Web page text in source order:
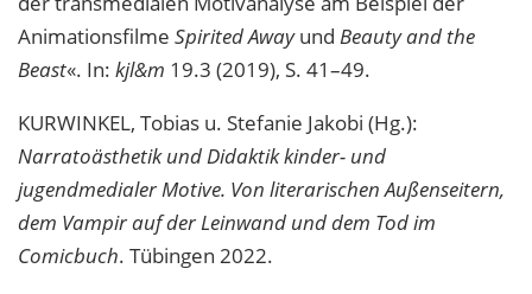
Animationsfilme Spirited Awayund Beauty and the
Beast«. In: kjl&m 19.3 (2019), S. 41–49.
KURWINKEL, Tobias u. Stefanie Jakobi (Hg.):
Narratoästhetik und Didaktik kinder- und
jugendmedialer Motive. Von literarischen Außenseitern,
dem Vampir auf der Leinwand und dem Tod im
Comicbuch. Tübingen 2022.